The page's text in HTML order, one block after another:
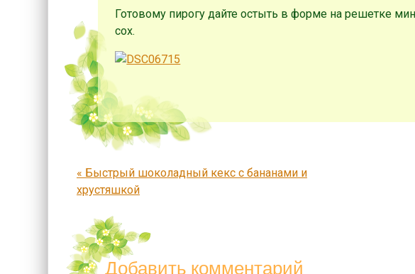
Готовому пирогу дайте остыть в форме на решетке
сох.
Запись навигация
« Быстрый шоколадный кекс с бананами и
хрустяшкой
Добавить комментарий